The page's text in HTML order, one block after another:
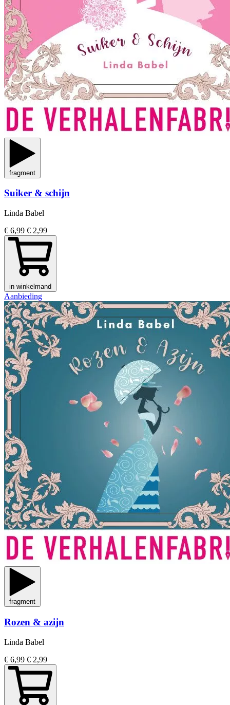
fragment
Suiker & schijn
Linda Babel
€ 6,99 € 2,99
in winkelmand
Aanbieding
fragment
Rozen & azijn
Linda Babel
€ 6,99 € 2,99